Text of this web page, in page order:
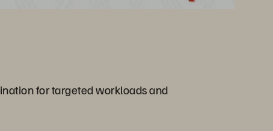
for targeted workloads and